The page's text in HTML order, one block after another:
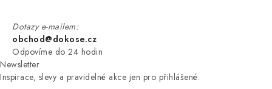
Dotazy e-mailem:
obchod@dokose.cz
Odpovíme do 24 hodin
Newsletter
Inspirace, slevy a pravidelné akce jen pro přihlášené.